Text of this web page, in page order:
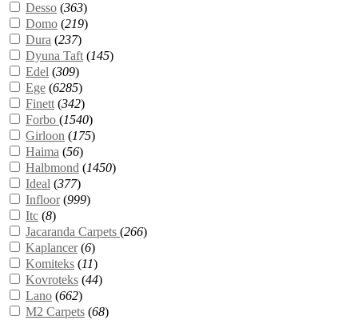
Desso (363)
Domo (219)
Dura (237)
Dyuna Taft (145)
Edel (309)
Ege (6285)
Finett (342)
Forbo (1540)
Girloon (175)
Haima (56)
Halbmond (1450)
Ideal (377)
Infloor(999)
Itc (8)
Jacaranda Carpets (266)
Kaplancer(6)
Komiteks (11)
Kovroteks (44)
Lano (662)
M2 Carpets (68)